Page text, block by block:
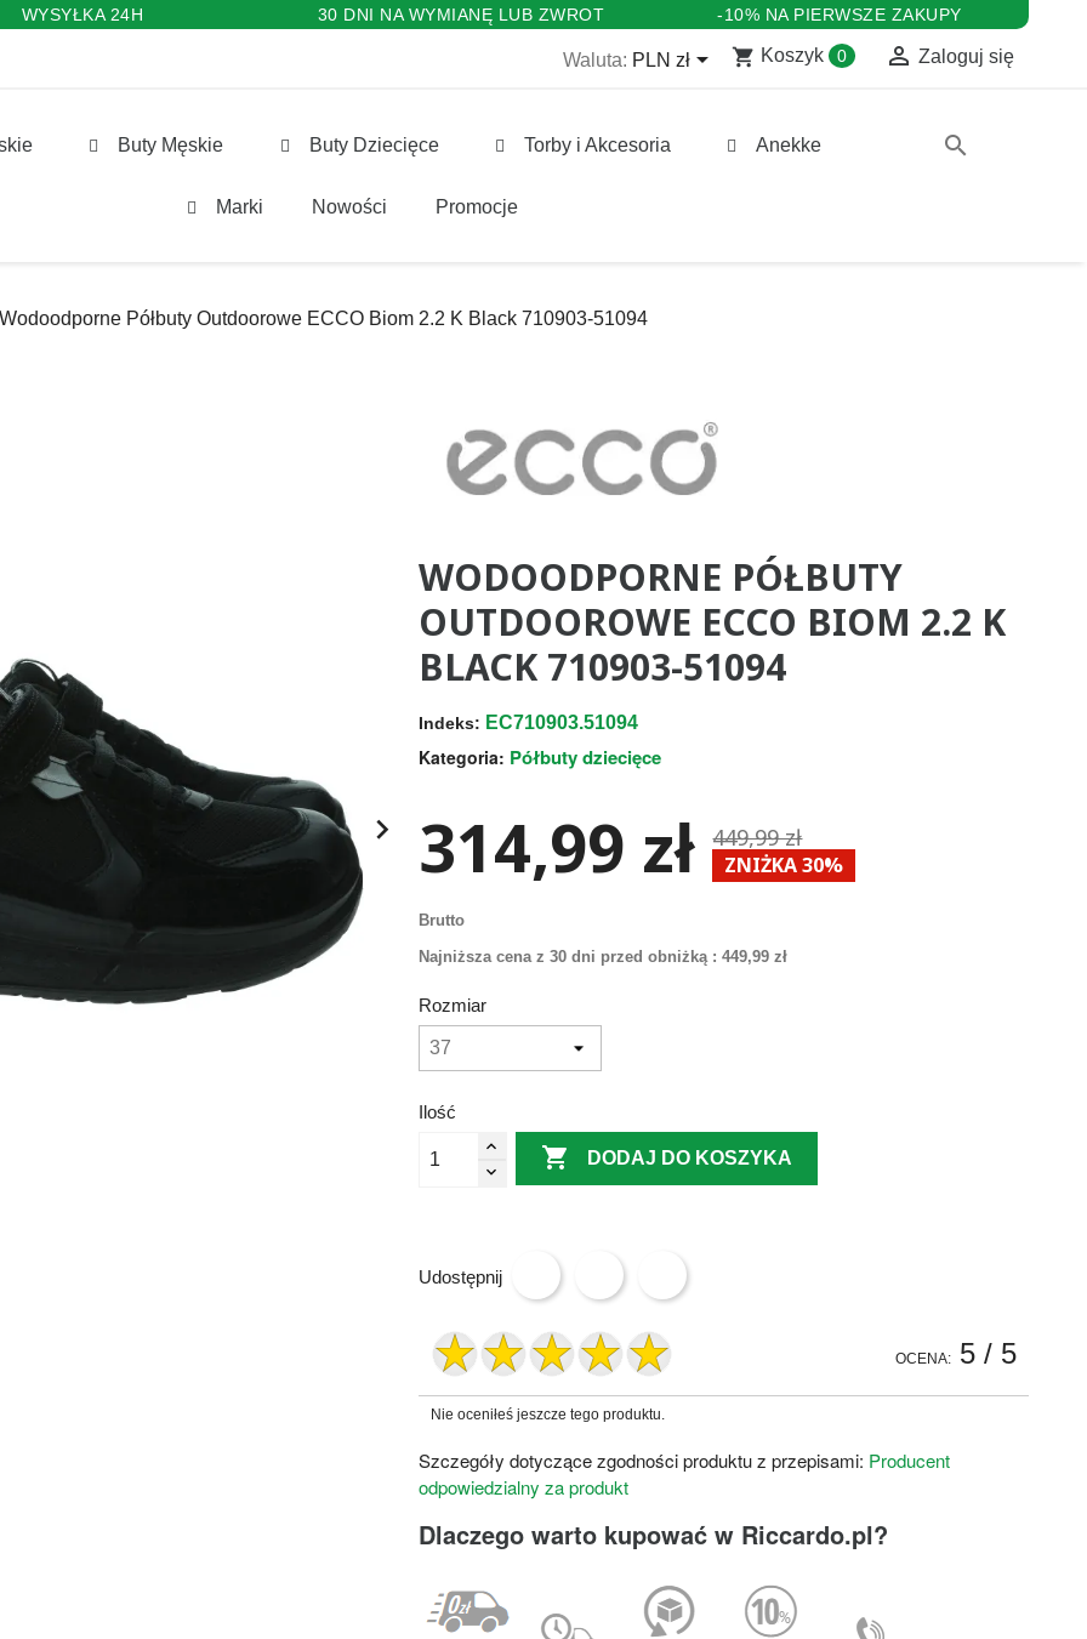
WYSYŁKA 24H 30 DNI NA WYMIANĘ LUB ZWROT -10% NA PIERWSZE ZAKUPY
Waluta: PLN zł shopping_cart Koszyk 0  Zaloguj się
Buty Męskie Buty Dziecięce Torby i Akcesoria Anekke
Marki Nowości Promocje
search
Wodoodporne Półbuty Outdoorowe ECCO Biom 2.2 K Black 710903-51094

WODOODPORNE PÓŁBUTY
OUTDOOROWE ECCO BIOM 2.2 K
BLACK 710903-51094
Indeks: EC710903.51094
Kategoria: Półbuty dziecięce
314,99 zł 449,99 zł
ZNIŻKA 30%
Brutto
Najniższa cena z 30 dni przed obniżką : 449,99 zł
Rozmiar
Ilość
 DODAJ DO KOSZYKA
Udostępnij
OCENA: 5/ 5
Nie oceniłeś jeszcze tego produktu.
Szczegóły dotyczące zgodności produktu z przepisami: Producent
odpowiedzialny za produkt
Dlaczego warto kupować w Riccardo.pl?